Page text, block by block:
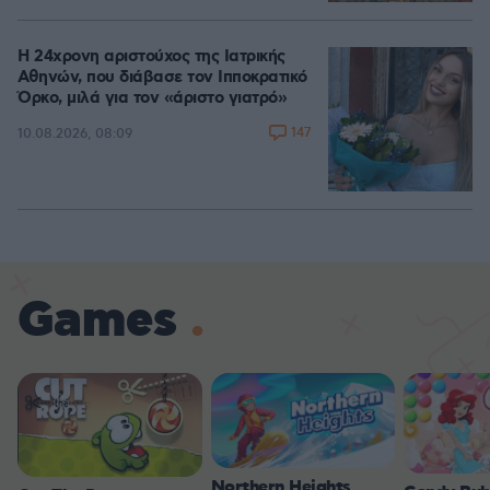
Η 24χρονη αριστούχος της Ιατρικής
Αθηνών, που διάβασε τον Ιπποκρατικό
Όρκο, μιλά για τον «άριστο γιατρό»
10.08.2026, 08:09 147
Games